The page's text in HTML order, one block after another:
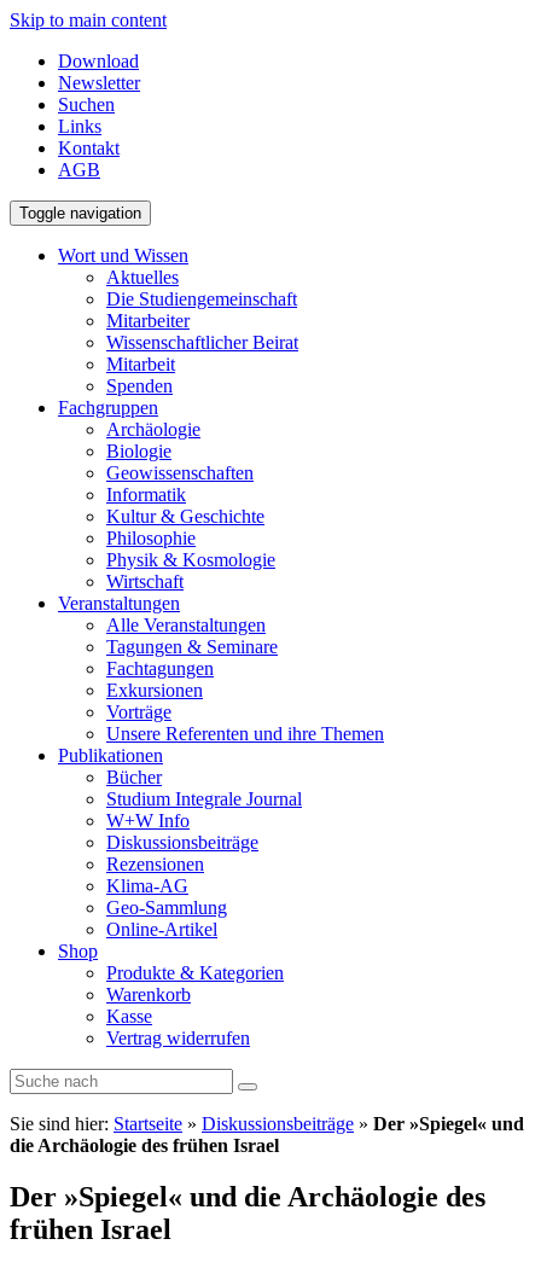
Skip to main content
Download
Newsletter
Suchen
Links
Kontakt
AGB
Toggle navigation
Wort und Wissen
Aktuelles
Die Studiengemeinschaft
Mitarbeiter
Wissenschaftlicher Beirat
Mitarbeit
Spenden
Fachgruppen
Archäologie
Biologie
Geowissenschaften
Informatik
Kultur & Geschichte
Philosophie
Physik & Kosmologie
Wirtschaft
Veranstaltungen
Alle Veranstaltungen
Tagungen & Seminare
Fachtagungen
Exkursionen
Vorträge
Unsere Referenten und ihre Themen
Publikationen
Bücher
Studium Integrale Journal
W+W Info
Diskussionsbeiträge
Rezensionen
Klima-AG
Geo-Sammlung
Online-Artikel
Shop
Produkte & Kategorien
Warenkorb
Kasse
Vertrag widerrufen
Sie sind hier: Startseite » Diskussionsbeiträge » Der »Spiegel« und
die Archäologie des frühen Israel
Der »Spiegel« und die Archäologie des
frühen Israel